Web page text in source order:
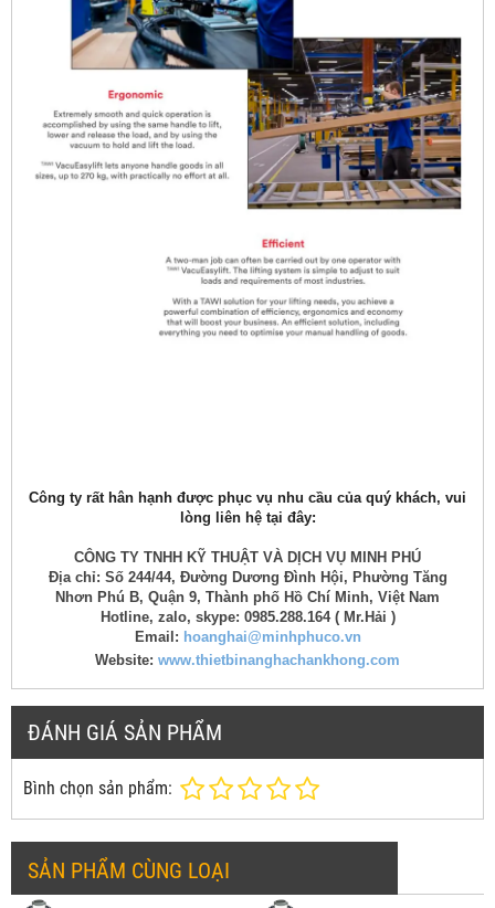
Công ty rất hân hạnh được phục vụ nhu cầu của quý khách, vui
lòng liên hệ tại đây:
CÔNG TY TNHH KỸ THUẬT VÀ DỊCH VỤ MINH PHÚ
Địa chỉ: Số 244/44, Đường Dương Đình Hội, Phường Tăng
Nhơn Phú B, Quận 9, Thành phố Hồ Chí Minh, Việt Nam
Hotline, zalo, skype: 0985.288.164 ( Mr.Hải )
Email: hoanghai@minhphuco.vn
Website: www.thietbinanghachankhong.com
ĐÁNH GIÁ SẢN PHẨM
Bình chọn sản phẩm:
SẢN PHẨM CÙNG LOẠI